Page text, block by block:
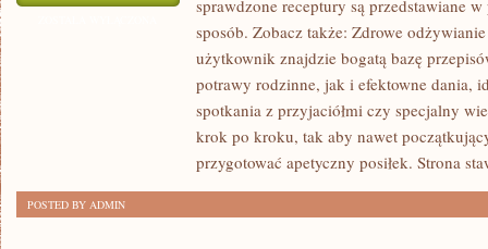
POSIŁKI
sprawdzone receptury są przedstawiane
sposób. Zobacz także: Zdrowe
użytkownik znajdzie bogatą bazę
potrawy rodzinne, jak i efektowne dania,
spotkania z przyjaciółmi czy specjalny
krok po kroku, tak aby nawet
przygotować apetyczny posiłek. Strona
POSTED BY ADMIN